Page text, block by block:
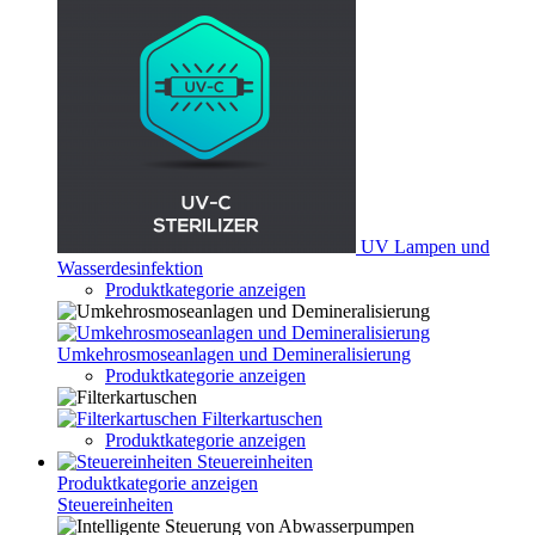
UV Lampen und
Wasserdesinfektion
Produktkategorie anzeigen
Umkehrosmoseanlagen und Demineralisierung
Produktkategorie anzeigen
Filterkartuschen
Produktkategorie anzeigen
Steuereinheiten
Produktkategorie anzeigen
Steuereinheiten